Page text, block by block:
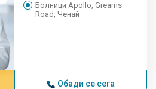
Болници Apollo, Greams
Road, Ченай
Обади се сега